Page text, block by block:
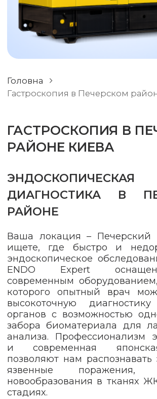
РАЗНОЕ
Головна
Гастроскопия в Печерском
ГАСТРОСКОПИЯ В
РАЙОНЕ КИЕВА
ЭНДОСКОПИЧЕСКАЯ
ДИАГНОСТИКА В
РАЙОНЕ
Ваша локация –
ищете, где быстро и
эндоскопическое
ENDO Expert
современным
которого опытный врач
высокоточную
органов с возможностью
забора биоматериала для
анализа. Профессионализм
и современная
позволяют нам
язвенные
новообразования в тканях
стадиях.